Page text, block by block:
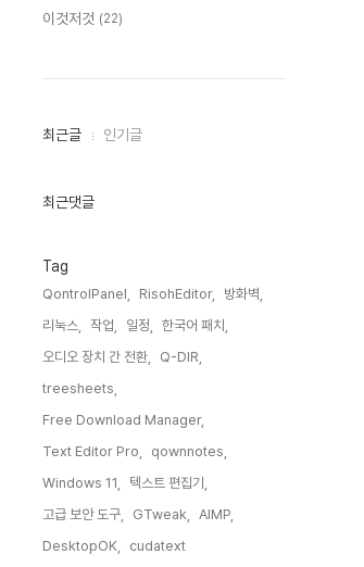
이것저것 (22)
최
인
최근글 인기글
최근댓글
Tag
QontrolPanel, RisohEditor,
방화벽,
리눅스,
작업, 일정,
한국어 패치,
오디오 장치 간 전환,
Q-DIR,
treesheets,
Free Download Manager,
Text Editor Pro,
qownnotes,
Windows 11,
텍스트 편집기,
고급 보안 도구,
GTweak,
AIMP,
DesktopOK,
cudatext,